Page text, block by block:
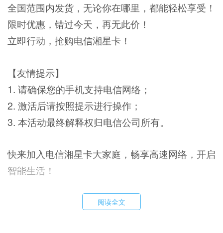
全国范围内发货，无论你在哪里，都能轻松享受！
限时优惠，错过今天，再无此价！
立即行动，抢购电信湘星卡！
【友情提示】
1. 请确保您的手机支持电信网络；
2. 激活后请按照提示进行操作；
3. 本活动最终解释权归电信公司所有。
快来加入电信湘星卡大家庭，畅享高速网络，开启
智能生活！
阅读全文